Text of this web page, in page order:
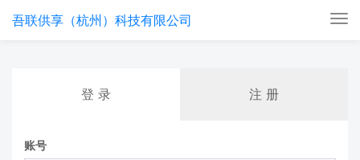
吾联供享（杭州）科技有限公司
登 录 注 册
账号